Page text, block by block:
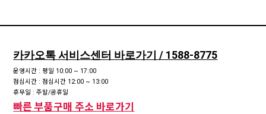
카카오톡 서비스센터 바로가기 / 1588-8775
운영시간 : 평일 10:00 ~ 17:00
점심시간 : 점심시간 12:00 ~ 13:00
휴무일 : 주말/공휴일
빠른 부품구매 주소 바로가기